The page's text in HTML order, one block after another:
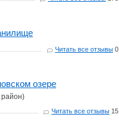
Читать все отзывы 0
озере
район)
Читать все отзывы 15